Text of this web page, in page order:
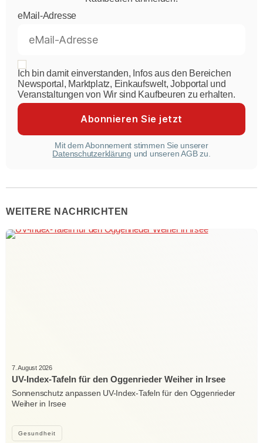
eMail-Adresse
Ich bin damit einverstanden, Infos aus den Bereichen
Newsportal, Marktplatz, Einkaufswelt, Jobportal und
Veranstaltungen von Wir sind Kaufbeuren zu erhalten.
Mit dem Abonnement stimmen Sie unserer
Datenschutzerklärung und unseren AGB zu.
WEITERE NACHRICHTEN
Gesundheit
7. August 2026
UV-Index-Tafeln für den Oggenrieder Weiher in Irsee
Sonnenschutz anpassen UV-Index-Tafeln für den Oggenrieder
Weiher in Irsee